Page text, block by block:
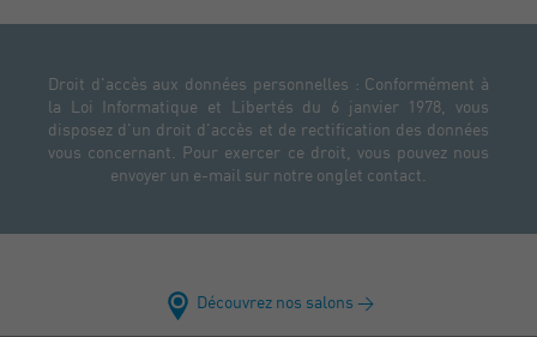
Droit d'accès aux données personnelles : Conformément à
la Loi Informatique et Libertés du 6 janvier 1978, vous
disposez d'un droit d'accès et de rectification des données
vous concernant. Pour exercer ce droit, vous pouvez nous
envoyer un e-mail sur notre onglet contact.
Découvrez nos salons >